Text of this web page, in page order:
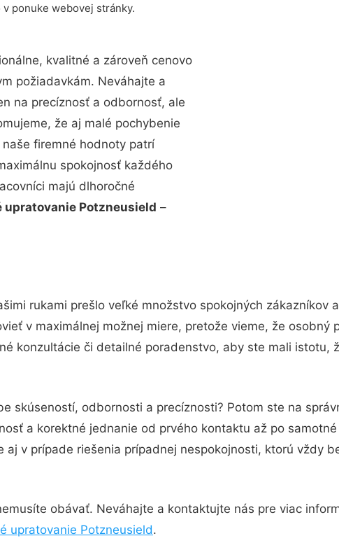
ponuke webovej stránky.
kvalitné a zároveň cenovo
požiadavkám. Neváhajte a
na precíznosť a odbornosť, ale
že aj malé pochybenie
firemné hodnoty patrí
spokojnosť každého
majú dlhoročné
upratovanie Potzneusield –
rukami prešlo veľké množstvo spokojných zákazníkov
v maximálnej možnej miere, pretože vieme, že osobný
konzultácie či detailné poradenstvo, aby ste mali istotu,
skúseností, odbornosti a precíznosti? Potom ste na
a korektné jednanie od prvého kontaktu až po
v prípade riešenia prípadnej nespokojnosti, ktorú vždy
obávať. Neváhajte a kontaktujte nás pre viac
upratovanie Potzneusield.